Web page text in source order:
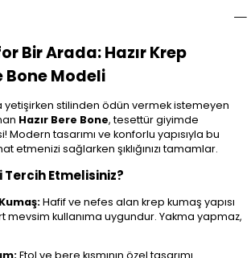
Bir Arada: Hazır Krep
Bone Modeli
yetişirken stilinden ödün vermek istemeyen
Hazır Bere Bone, tesettür giyimde
Modern tasarımı ve konforlu yapısıyla bu
etmenizi sağlarken şıklığınızı tamamlar.
Tercih Etmelisiniz?
Hafif ve nefes alan krep kumaş yapısı
mevsim kullanıma uygundur. Yakma yapmaz,